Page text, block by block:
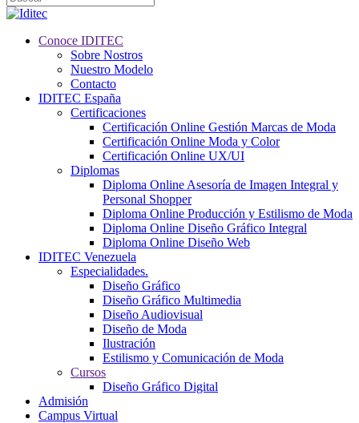
Conoce IDITEC
Sobre Nostros
Nuestro Modelo
Contacto
IDITEC España
Certificaciones
Certificación Online Gestión Marcas de Moda
Certificación Online Moda y Color
Certificación Online UX/UI
Diplomas
Diploma Online Asesoría de Imagen Integral y
Personal Shopper
Diploma Online Producción y Estilismo de Moda
Diploma Online Diseño Gráfico Integral
Diploma Online Diseño Web
IDITEC Venezuela
Especialidades.
Diseño Gráfico
Diseño Gráfico Multimedia
Diseño Audiovisual
Diseño de Moda
Ilustración
Estilismo y Comunicación de Moda
Cursos
Diseño Gráfico Digital
Admisión
Campus Virtual